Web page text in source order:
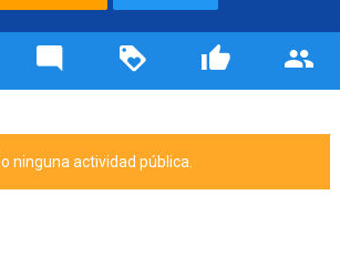
ninguna actividad pública.